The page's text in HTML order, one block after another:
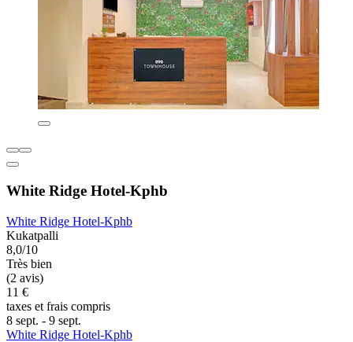
White Ridge Hotel-Kphb
White Ridge Hotel-Kphb
Kukatpalli
8,0/10
Très bien
(2 avis)
11 €
taxes et frais compris
8 sept. - 9 sept.
White Ridge Hotel-Kphb